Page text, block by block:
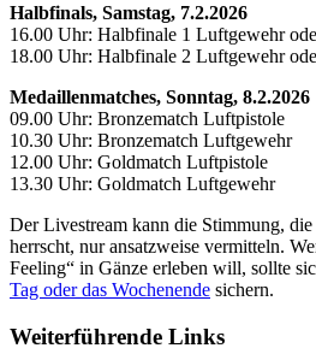
Halbfinals, Samstag, 7.2.2026
16.00 Uhr: Halbfinale 1 Luftgewehr
18.00 Uhr: Halbfinale 2 Luftgewehr
Medaillenmatches, Sonntag, 8.2.2026
09.00 Uhr: Bronzematch Luftpistole
10.30 Uhr: Bronzematch Luftgewehr
12.00 Uhr: Goldmatch Luftpistole
13.30 Uhr: Goldmatch Luftgewehr
Der Livestream kann die Stimmung,
herrscht, nur ansatzweise vermitteln.
Feeling“ in Gänze erleben will, sollte
Tag oder das Wochenende sichern.
Weiterführende Links